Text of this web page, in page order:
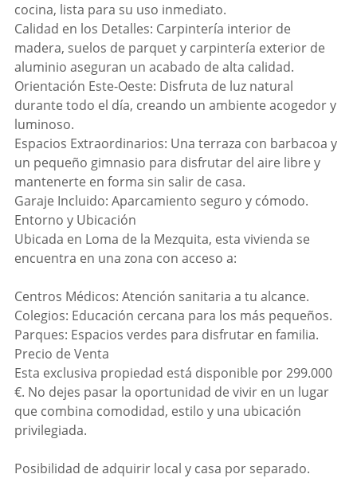
cocina, lista para su uso inmediato.
Calidad en los Detalles: Carpintería interior de
madera, suelos de parquet y carpintería exterior de
aluminio aseguran un acabado de alta calidad.
Orientación Este-Oeste: Disfruta de luz natural
durante todo el día, creando un ambiente acogedor y
luminoso.
Espacios Extraordinarios: Una terraza con barbacoa y
un pequeño gimnasio para disfrutar del aire libre y
mantenerte en forma sin salir de casa.
Garaje Incluido: Aparcamiento seguro y cómodo.
Entorno y Ubicación
Ubicada en Loma de la Mezquita, esta vivienda se
encuentra en una zona con acceso a:
Centros Médicos: Atención sanitaria a tu alcance.
Colegios: Educación cercana para los más pequeños.
Parques: Espacios verdes para disfrutar en familia.
Precio de Venta
Esta exclusiva propiedad está disponible por 299.000
€. No dejes pasar la oportunidad de vivir en un lugar
que combina comodidad, estilo y una ubicación
privilegiada.
Posibilidad de adquirir local y casa por separado.